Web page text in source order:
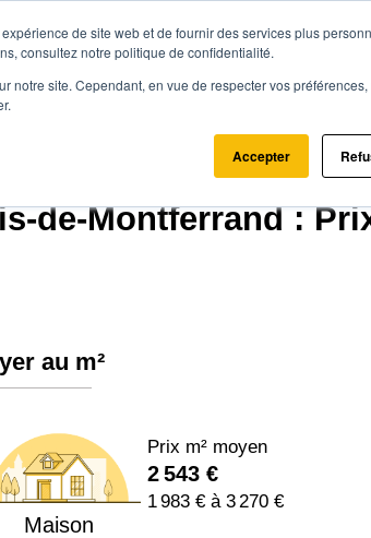
de site web et de fournir des services plus
consultez notre politique de confidentialité.
notre site. Cependant, en vue de respecter vos
Accepter
Vendre avec Agence.immo
Saint-Louis-de-Montferrand (33440)
de-Montferrand :
au m²
Maison
Prix m² moyen
2 543 €
1 983 € à 3 270 €